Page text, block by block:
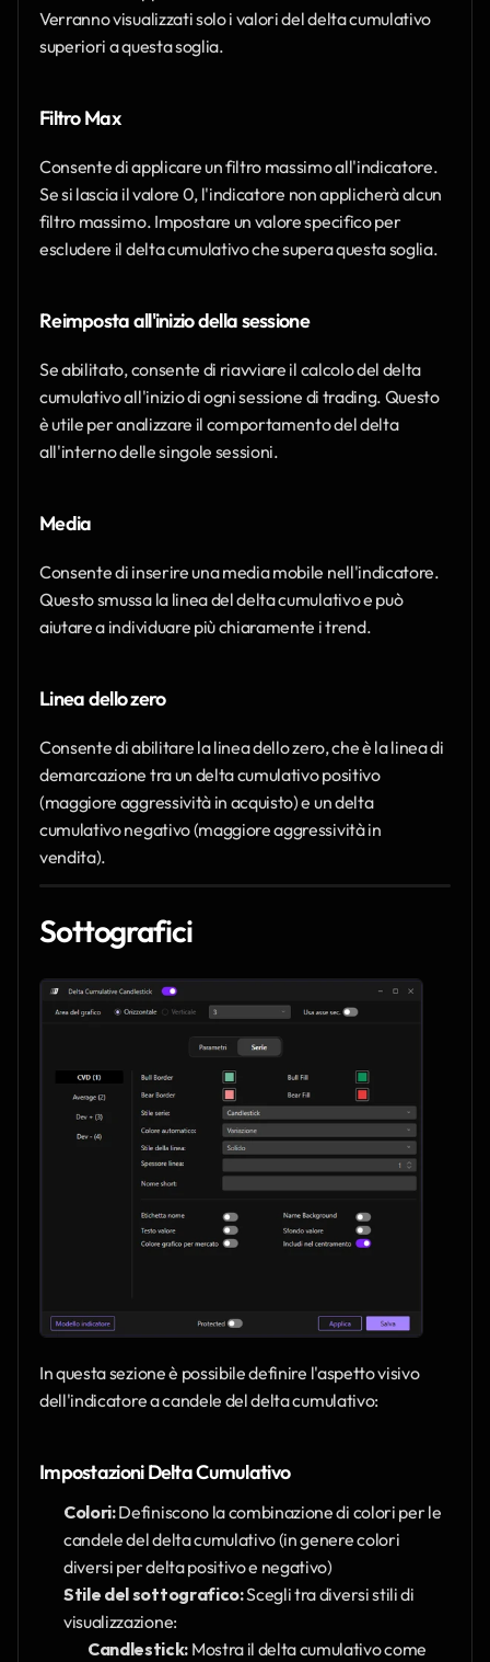
Verranno visualizzati solo i valori del delta cumulativo
superiori a questa soglia.
Filtro Max
Consente di applicare un filtro massimo all'indicatore.
Se si lascia il valore 0, l'indicatore non applicherà alcun
filtro massimo. Impostare un valore specifico per
escludere il delta cumulativo che supera questa soglia.
Reimposta all'inizio della sessione
Se abilitato, consente di riavviare il calcolo del delta
cumulativo all'inizio di ogni sessione di trading. Questo
è utile per analizzare il comportamento del delta
all'interno delle singole sessioni.
Media
Consente di inserire una media mobile nell'indicatore.
Questo smussa la linea del delta cumulativo e può
aiutare a individuare più chiaramente i trend.
Linea dello zero
Consente di abilitare la linea dello zero, che è la linea di
demarcazione tra un delta cumulativo positivo
(maggiore aggressività in acquisto) e un delta
cumulativo negativo (maggiore aggressività in
vendita).
Sottografici
In questa sezione è possibile definire l'aspetto visivo
dell'indicatore a candele del delta cumulativo:
Impostazioni Delta Cumulativo
Colori: Definiscono la combinazione di colori per le
candele del delta cumulativo (in genere colori
diversi per delta positivo e negativo)
Stile del sottografico: Scegli tra diversi stili di
visualizzazione:
Candlestick: Mostra il delta cumulativo come